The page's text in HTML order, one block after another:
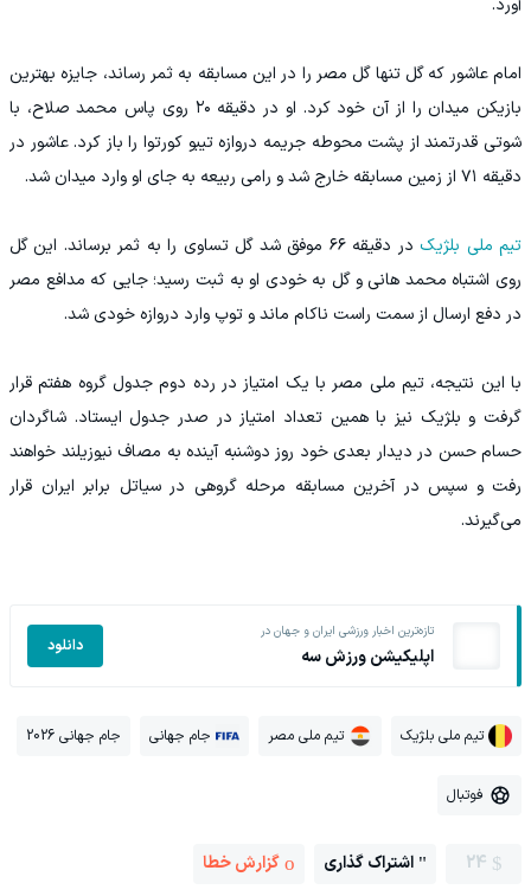
آورد.
امام عاشور که گل تنها گل مصر را در این مسابقه به ثمر رساند، جایزه بهترین
بازیکن میدان را از آن خود کرد. او در دقیقه ۲۰ روی پاس محمد صلاح، با
شوتی قدرتمند از پشت محوطه جریمه دروازه تیبو کورتوا را باز کرد. عاشور در
دقیقه ۷۱ از زمین مسابقه خارج شد و رامی ربیعه به جای او وارد میدان شد.
تیم ملی بلژیک
در دقیقه ۶۶ موفق شد گل تساوی را به ثمر برساند. این گل
روی اشتباه محمد هانی و گل به خودی او به ثبت رسید؛ جایی که مدافع مصر
در دفع ارسال از سمت راست ناکام ماند و توپ وارد دروازه خودی شد.
با این نتیجه، تیم ملی مصر با یک امتیاز در رده دوم جدول گروه هفتم قرار
گرفت و بلژیک نیز با همین تعداد امتیاز در صدر جدول ایستاد. شاگردان
حسام حسن در دیدار بعدی خود روز دوشنبه آینده به مصاف نیوزیلند خواهند
رفت و سپس در آخرین مسابقه مرحله گروهی در سیاتل برابر ایران قرار
می‌گیرند.
تازه‌ترین اخبار ورزشی ایران و جهان در
اپلیکیشن ورزش سه دانلود
تیم ملی بلژیک تیم ملی مصر جام جهانی جام جهانی 2026
فوتبال
24 اشتراک گذاری گزارش خطا